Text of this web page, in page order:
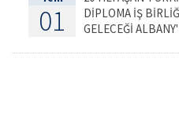
01
DİPLOMA İŞ
GELECEĞİ